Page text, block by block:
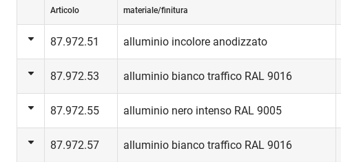
Articolo materiale/finitura
87.972.51 alluminio incolore anodizzato
87.972.53 alluminio bianco traffico RAL 9016
87.972.55 alluminio nero intenso RAL 9005
87.972.57 alluminio bianco traffico RAL 9016